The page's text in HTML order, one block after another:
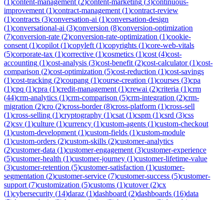
improvement (1)contract-management (1)contract-review
(1)contracts (3)conversation-ai (1)conversation-design
(1)conversational-ai (3)conversion (8)conversion-optimization
(7)conversion-rate (2)conversion-rate-optimization (1)cookie-
consent (1)copilot (1)copyleft (1)copyrights (1)core-web-vitals
(5)corporate-tax (1)corrective (1)cosmetics (1)cost (4)cost-
accounting (1)cost-analysis (3)cost-benefit (2)cost-calculator(1)cost-
comparison (2)cost-optimization (5)cost-reduction (1)cost-savings
(1)cost-tracking (2)coupang (1)course-creation (1)courses (3)cpa
(1)cpq (1)cpra (1)credit-management (1)crewai (2)criteria (1)crm
(44)crm-analytics (1)crm-comparison (5)crm-integration (2)crm-
migration (2)cro (2)cross-border(8)cross-platform (1)cross-sell
(1)cross-selling (1)cryptography (1)csat (1)cspm (1)csrd (3)css
(2)csv (1)culture (1)currency (1)custom-agents (1)custom-checkout
(1)custom-development (1)custom-fields (1)custom-module
(1)custom-orders (2)custom-skills (2)customer-analytics
(2)customer-data (1)customer-engagement (3)customer-experience
(5)customer-health (1)customer-journey (1)customer-lifetime-value
(3)customer-retention (5)customer-satisfaction (1)customer-
segmentation (2)customer-service (7)customer-success (5)customer-
support (7)customization (5)customs (1)cutover(2)cx
(1)cybersecurity (14)daraz (1)dashboard (2)dashboards (16)data